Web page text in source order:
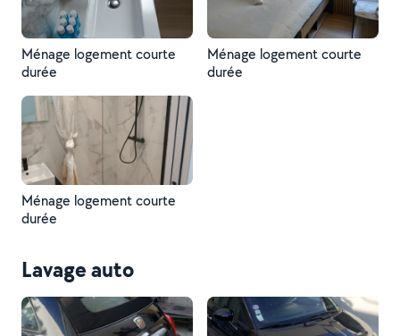
Ménage logement courte
durée
Ménage logement courte
durée
Ménage logement courte
durée
Lavage auto